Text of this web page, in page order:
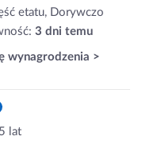
etatu, Dorywczo
3 dni temu
wynagrodzenia >
lat